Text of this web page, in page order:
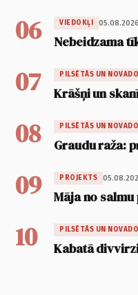
06 VIEDOKĻI
Nebeidzama
07 PILSĒTĀS UN
Krāšņi un
08 PILSĒTĀS UN
Graudu raža:
09 PROJEKTS
Māja no
10 PILSĒTĀS UN
Kabatā